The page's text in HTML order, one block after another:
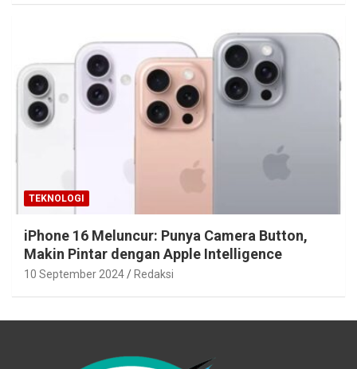
TEKNOLOGI
iPhone 16 Meluncur: Punya Camera Button,
Makin Pintar dengan Apple Intelligence
10 September 2024 Redaksi